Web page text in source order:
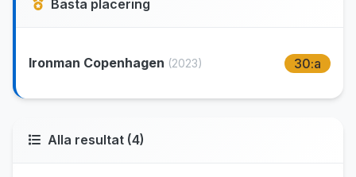
Bästa placering
Ironman Copenhagen (2023) 30:a
Alla resultat (4)